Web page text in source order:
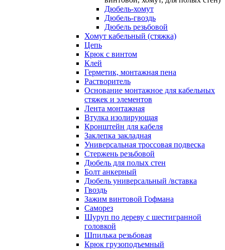
Дюбель-хомут
Дюбель-гвоздь
Дюбель резьбовой
Хомут кабельный (стяжка)
Цепь
Крюк с винтом
Клей
Герметик, монтажная пена
Растворитель
Основание монтажное для кабельных
стяжек и элементов
Лента монтажная
Втулка изолирующая
Кронштейн для кабеля
Заклепка закладная
Универсальная троссовая подвеска
Стержень резьбовой
Дюбель для полых стен
Болт анкерный
Дюбель универсальный /вставка
Гвоздь
Зажим винтовой Гофмана
Саморез
Шуруп по дереву с шестигранной
головкой
Шпилька резьбовая
Крюк грузоподъемный